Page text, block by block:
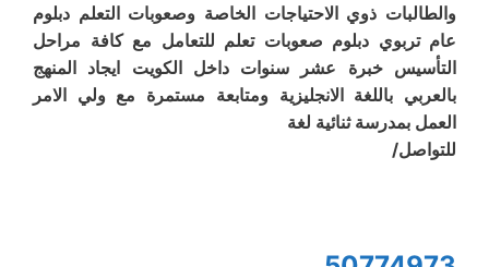
والطالبات ذوي الاحتياجات الخاصة وصعوبات التعلم دبلوم
عام تربوي دبلوم صعوبات تعلم للتعامل مع كافة مراحل
التأسيس خبرة عشر سنوات داخل الكويت ايجاد المنهج
بالعربي باللغة الانجليزية ومتابعة مستمرة مع ولي الامر
العمل بمدرسة ثنائية لغة
للتواصل/